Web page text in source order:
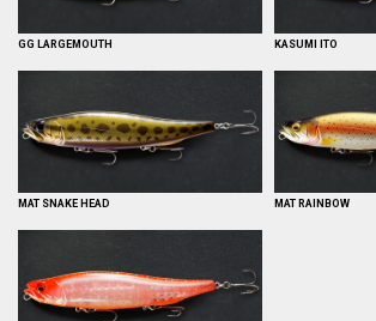
GG LARGEMOUTH KASUMI ITO
MAT SNAKE HEAD MAT RAINBOW